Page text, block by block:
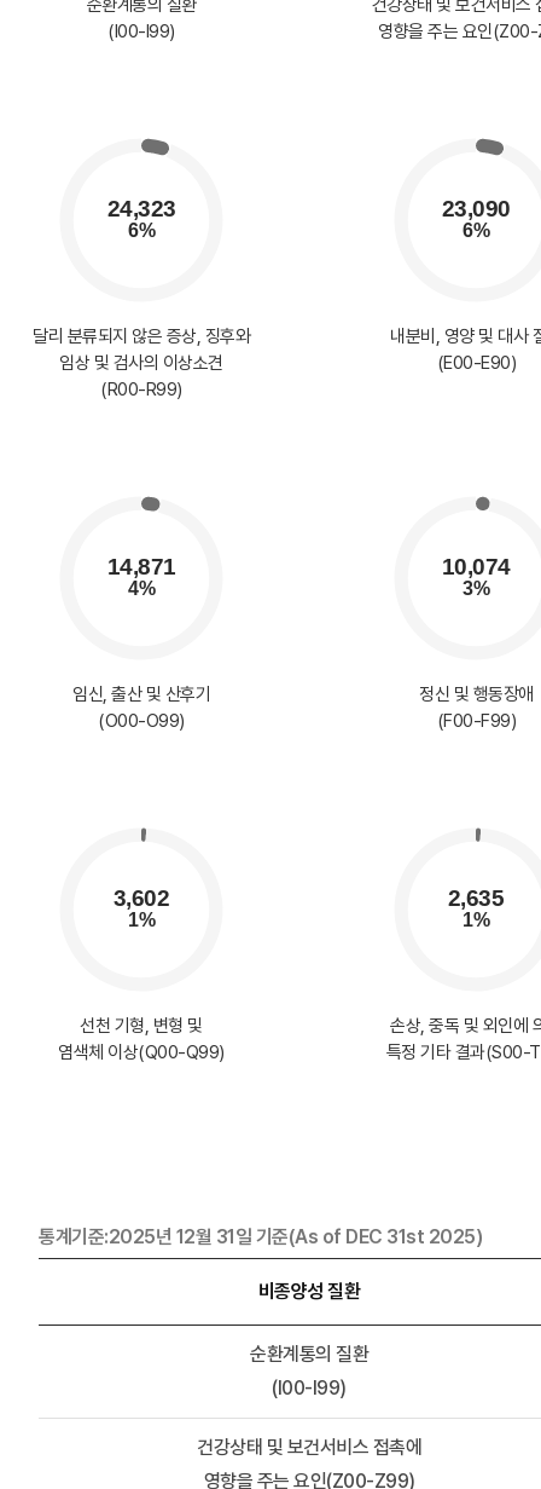
순환계통의 질환
(I00-I99)
건강상태 및 보건서비스
영향을 주는 요인
달리 분류되지 않은 증상, 징후와
임상 및 검사의 이상소견
(R00-R99)
내분비, 영양 및 대사
(E00-E90)
임신, 출산 및 산후기
(O00-O99)
정신 및 행동장애
(F00-F99)
선천 기형, 변형 및
염색체 이상(Q00-Q99)
손상, 중독 및 외인에
특정 기타 결과(S00-
통계기준:2025년 12월 31일 기준(As of DEC 31st 2025)
비종양성 질환
순환계통의 질환
(I00-I99)
건강상태 및 보건서비스 접촉에
영향을 주는 요인(Z00-Z99)